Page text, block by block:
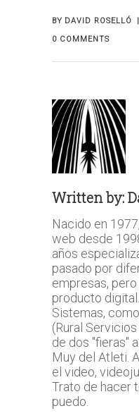
BY DAVID ROSELLÓ
0 COMMENTS
Written by:
Nacido en
web desde
años
pasado por
empresas,
producto
Sistemas,
(Rural
de dos "fieras"
Muy del Atleti.
el video,
Trato de hacer
puedo.